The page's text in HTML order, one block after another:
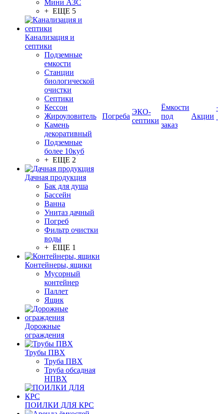
Мини АЗС
+ ЕЩЕ 5
Канализация и
септики
Подземные
емкости
Станции
биологической
очистки
Септики
Кессон
Жироуловитель
Камень
декоративный
Подземные
более 10куб
+ ЕЩЕ 2
Дачная продукция
Бак для душа
Бассейн
Ванна
Унитаз дачный
Погреб
Фильтр очистки
воды
+ ЕЩЕ 1
Контейнеры, ящики
Мусорный
контейнер
Паллет
Ящик
Дорожные
ограждения
Трубы ПВХ
Труба ПВХ
Труба обсадная
НПВХ
ПОИЛКИ ДЛЯ КРС
Погреба
ЭКО-
септики
Ёмкости
под
заказ
Акции